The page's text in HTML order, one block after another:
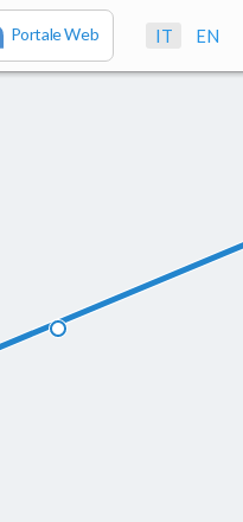
Portale Web IT EN